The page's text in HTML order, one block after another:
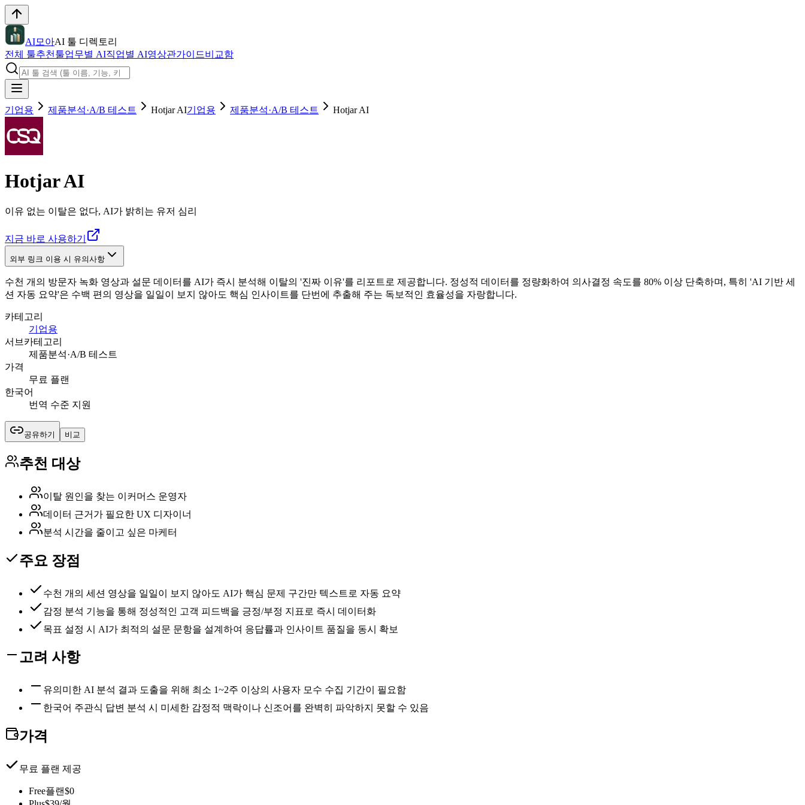
AI모아AI 툴 디렉토리
전체 툴추천툴업무별 AI직업별 AI영상관가이드비교함
기업용 제품분석·A/B 테스트 Hotjar AI기업용 제품분석·A/B 테스트 Hotjar AI
Hotjar AI
이유 없는 이탈은 없다, AI가 밝히는 유저 심리
지금 바로 사용하기
외부 링크 이용 시 유의사항
수천 개의 방문자 녹화 영상과 설문 데이터를 AI가 즉시 분석해 이탈의 '진짜 이유'를 리포트로 제공합니다. 정성적 데이터를 정량화하여 의사결정 속도를 80% 이상 단축하며, 특히 'AI 기반 세
션 자동 요약'은 수백 편의 영상을 일일이 보지 않아도 핵심 인사이트를 단번에 추출해 주는 독보적인 효율성을 자랑합니다.
카테고리
기업용
서브카테고리
제품분석·A/B 테스트
가격
무료 플랜
한국어
번역 수준 지원
공유하기 비교
추천 대상
이탈 원인을 찾는 이커머스 운영자
데이터 근거가 필요한 UX 디자이너
분석 시간을 줄이고 싶은 마케터
주요 장점
수천 개의 세션 영상을 일일이 보지 않아도 AI가 핵심 문제 구간만 텍스트로 자동 요약
감정 분석 기능을 통해 정성적인 고객 피드백을 긍정/부정 지표로 즉시 데이터화
목표 설정 시 AI가 최적의 설문 문항을 설계하여 응답률과 인사이트 품질을 동시 확보
고려 사항
유의미한 AI 분석 결과 도출을 위해 최소 1~2주 이상의 사용자 모수 수집 기간이 필요함
한국어 주관식 답변 분석 시 미세한 감정적 맥락이나 신조어를 완벽히 파악하지 못할 수 있음
가격
무료 플랜 제공
Free플랜$0